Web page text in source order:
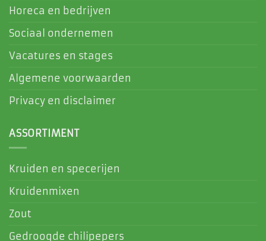
Horeca en bedrijven
Sociaal ondernemen
Vacatures en stages
Algemene voorwaarden
Privacy en disclaimer
ASSORTIMENT
Kruiden en specerijen
Kruidenmixen
Zout
Gedroogde chilipepers